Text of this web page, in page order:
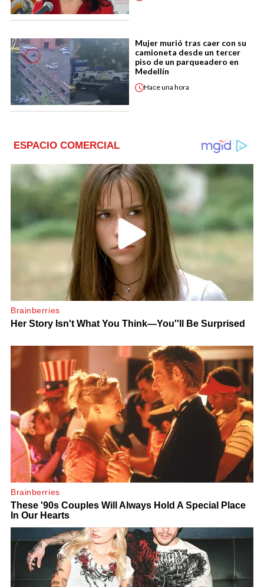
Mujer murió tras caer con su
camioneta desde un tercer
piso de un parqueadero en
Medellín
Haceuna hora